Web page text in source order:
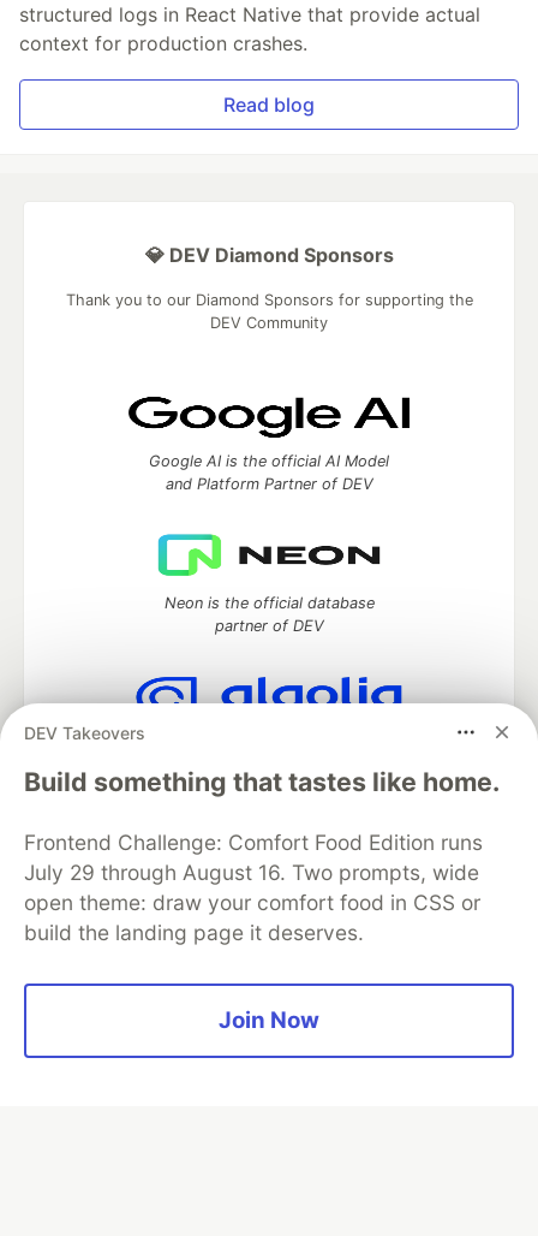
structured logs in React Native that provide actual
context for production crashes.
Read blog
DEV Takeovers
Build something that tastes like home.
Frontend Challenge: Comfort Food Edition runs
July 29 through August 16. Two prompts, wide
open theme: draw your comfort food in CSS or
build the landing page it deserves.
Join Now
💎 DEV Diamond Sponsors
Thank you to our Diamond Sponsors for supporting the
DEV Community
Google AI is the official AI Model
and Platform Partner of DEV
Neon is the official database
partner of DEV
Algolia is the official search partner
of DEV
DEV Community— A space to discuss and keep up software
development and manage your software career
Home
DEV Challenges DEV++
Organization Accounts
DEV Showcase About
Contact
Free Postgres Database
Privacy Policy
Built onForem— theopen sourcesoftware that powersDEV